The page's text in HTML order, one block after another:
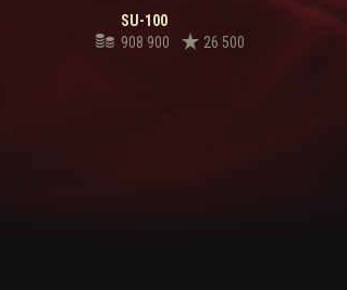
SU-100
908 900
26 500